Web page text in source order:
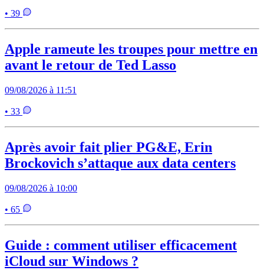
• 39
Apple rameute les troupes pour mettre en
avant le retour de Ted Lasso
09/08/2026 à 11:51
• 33
Après avoir fait plier PG&E, Erin
Brockovich s’attaque aux data centers
09/08/2026 à 10:00
• 65
Guide : comment utiliser efficacement
iCloud sur Windows ?